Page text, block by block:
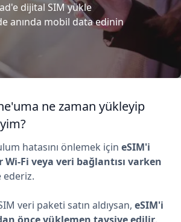
dijital SIM yükle
anında mobil data edinin
ne zaman yükleyip
hatasını önlemek için eSIM'i
Fi veya veri bağlantısı varken
ederiz.
veri paketi satın aldıysan, eSIM'i